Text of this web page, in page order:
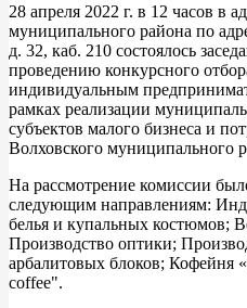
28 апреля 2022 г. в 12 часов в
муниципального района по
д. 32, каб. 210 состоялось
проведению конкурсного
индивидуальным
рамках реализации
субъектов малого бизнеса и
Волховского муниципального
На рассмотрение комиссии
следующим направлениям:
белья и купальных костюмов;
Производство оптики;
арбалитовых блоков; Кофейня
coffee".